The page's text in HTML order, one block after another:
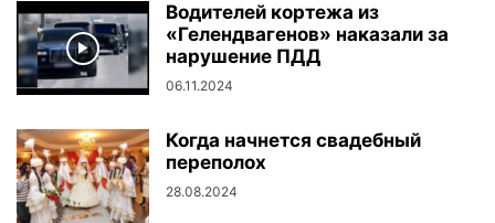
Водителей кортежа из
«Гелендвагенов» наказали за
нарушение ПДД
06.11.2024
Когда начнется свадебный
переполох
28.08.2024